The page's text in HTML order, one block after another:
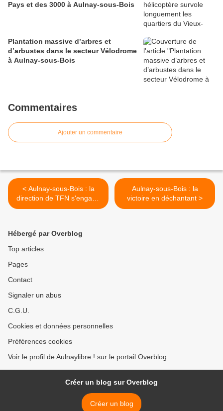
Pays et des 3000 à Aulnay-sous-Bois
Plantation massive d’arbres et
d’arbustes dans le secteur Vélodrome
à Aulnay-sous-Bois
Commentaires
Ajouter un commentaire
< Aulnay-sous-Bois : la
direction de TFN s'engage
à hâter l'issue du conflit des
Aulnay-sous-Bois : la
victoire en déchantant >
Hébergé par Overblog
Top articles
Pages
Contact
Signaler un abus
C.G.U.
Cookies et données personnelles
Préférences cookies
Voir le profil de Aulnaylibre ! sur le portail Overblog
Créer un blog sur Overblog
Créer un blog